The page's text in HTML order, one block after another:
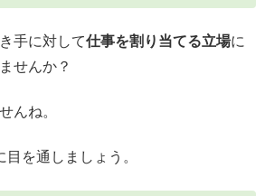
手に対して仕事を割り当てる立場に
せんか？
んね。
を通しましょう。